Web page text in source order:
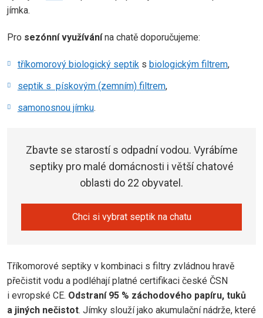
jímka.
Pro sezónní využívánína chatě doporučujeme:
tříkomorový biologický septiks biologickým filtrem,
septik s pískovým (zemním) filtrem,
samonosnou jímku.
Zbavte se starostí s odpadní vodou. Vyrábíme
septiky pro malé domácnosti i větší chatové
oblasti do 22 obyvatel.
Chci si vybrat septik na chatu
Tříkomorové septiky v kombinaci s filtry zvládnou hravě
přečistit vodu a podléhají platné certifikaci české ČSN
i evropské CE. Odstraní 95 % záchodového papíru, tuků
a jiných nečistot. Jímky slouží jako akumulační nádrže, které